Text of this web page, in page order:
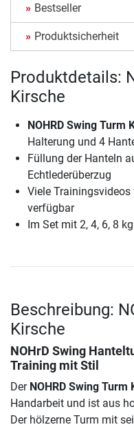
Bestseller
Produktsicherheit
Produktdetails:
Kirsche
NOHRD Swing Turm
Halterung und 4
Füllung der Hanteln
Echtlederüberzug
Viele
verfügbar
Im Set mit 2, 4, 6, 8
Beschreibung:
Kirsche
NOHrD Swing
Training mit Stil
Der NOHRD Swing Turm
Handarbeit und ist aus
Der hölzerne Turm mit